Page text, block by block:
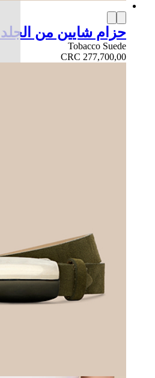
حزام شايين من الجلد
Tobacco Suede
CRC 277,700,00